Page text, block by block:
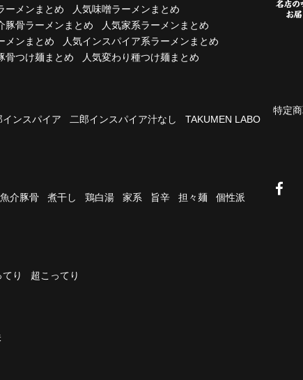
ーメンまとめ
人気味噌ラーメンまとめ
豚骨ラーメンまとめ
人気家系ラーメンまとめ
メンまとめ
人気インスパイア系ラーメンまとめ
骨つけ麺まとめ 人気変わり種つけ麺まとめ
インスパイア 二郎インスパイア汁なし
TAKUMEN LABO
魚介豚骨 煮干し 鶏白湯 家系 旨辛 担々麺
個性派
てり 超こってり
特定